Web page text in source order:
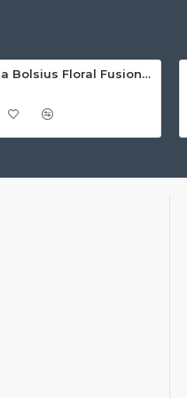
Свеча Bolsius Floral Fusion Sunflower and Citrus, ароматизированная, 80/72 мм, в стекле